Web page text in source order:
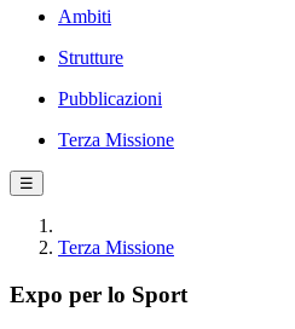
Ambiti
Strutture
Pubblicazioni
Terza Missione
☰
Terza Missione
Expo per lo Sport